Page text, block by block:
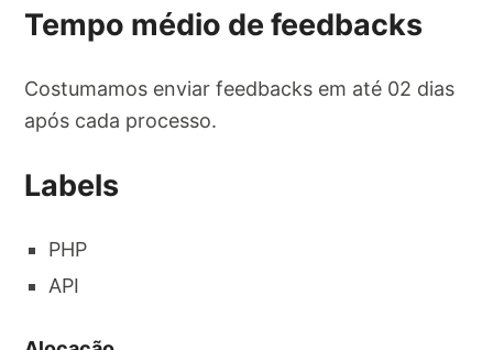
Tempo médio de feedbacks
Costumamos enviar feedbacks em até 02 dias
após cada processo.
Labels
PHP
API